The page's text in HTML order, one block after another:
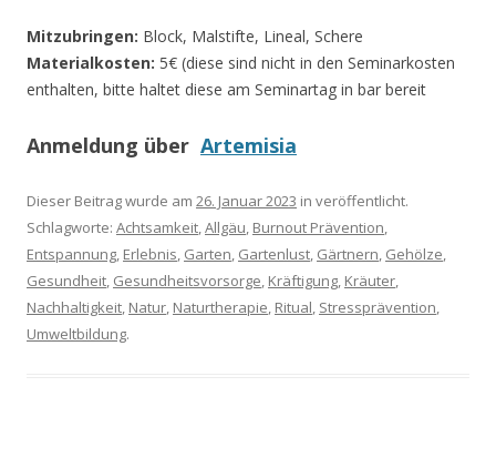
Mitzubringen: Block, Malstifte, Lineal, Schere
Materialkosten: 5€ (diese sind nicht in den Seminarkosten
enthalten, bitte haltet diese am Seminartag in bar bereit
Anmeldung über Artemisia
Dieser Beitrag wurde am 26. Januar 2023 in veröffentlicht.
Schlagworte: Achtsamkeit,Allgäu, Burnout Prävention,
Entspannung, Erlebnis, Garten, Gartenlust, Gärtnern, Gehölze,
Gesundheit, Gesundheitsvorsorge, Kräftigung, Kräuter,
Nachhaltigkeit, Natur, Naturtherapie, Ritual, Stressprävention,
Umweltbildung.